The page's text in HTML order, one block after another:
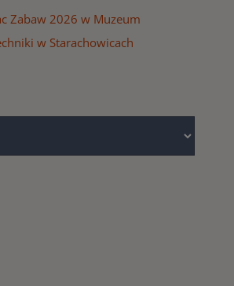
Zabaw 2026 w Muzeum
w Starachowicach